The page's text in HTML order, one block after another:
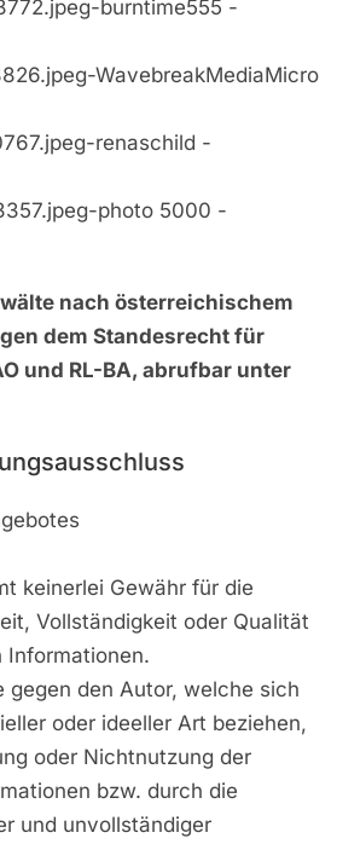
burntime555 -
WavebreakMediaMicro
renaschild -
photo 5000 -
nach österreichischem
dem Standesrecht für
und RL-BA, abrufbar unter
keinerlei Gewähr für die
Vollständigkeit oder Qualität
Informationen.
gegen den Autor, welche sich
oder ideeller Art beziehen,
oder Nichtnutzung der
bzw. durch die
und unvollständiger